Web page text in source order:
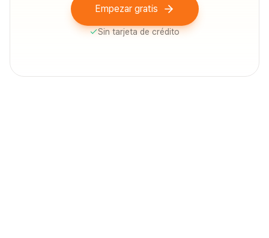
Empezar gratis
Sin tarjeta de crédito